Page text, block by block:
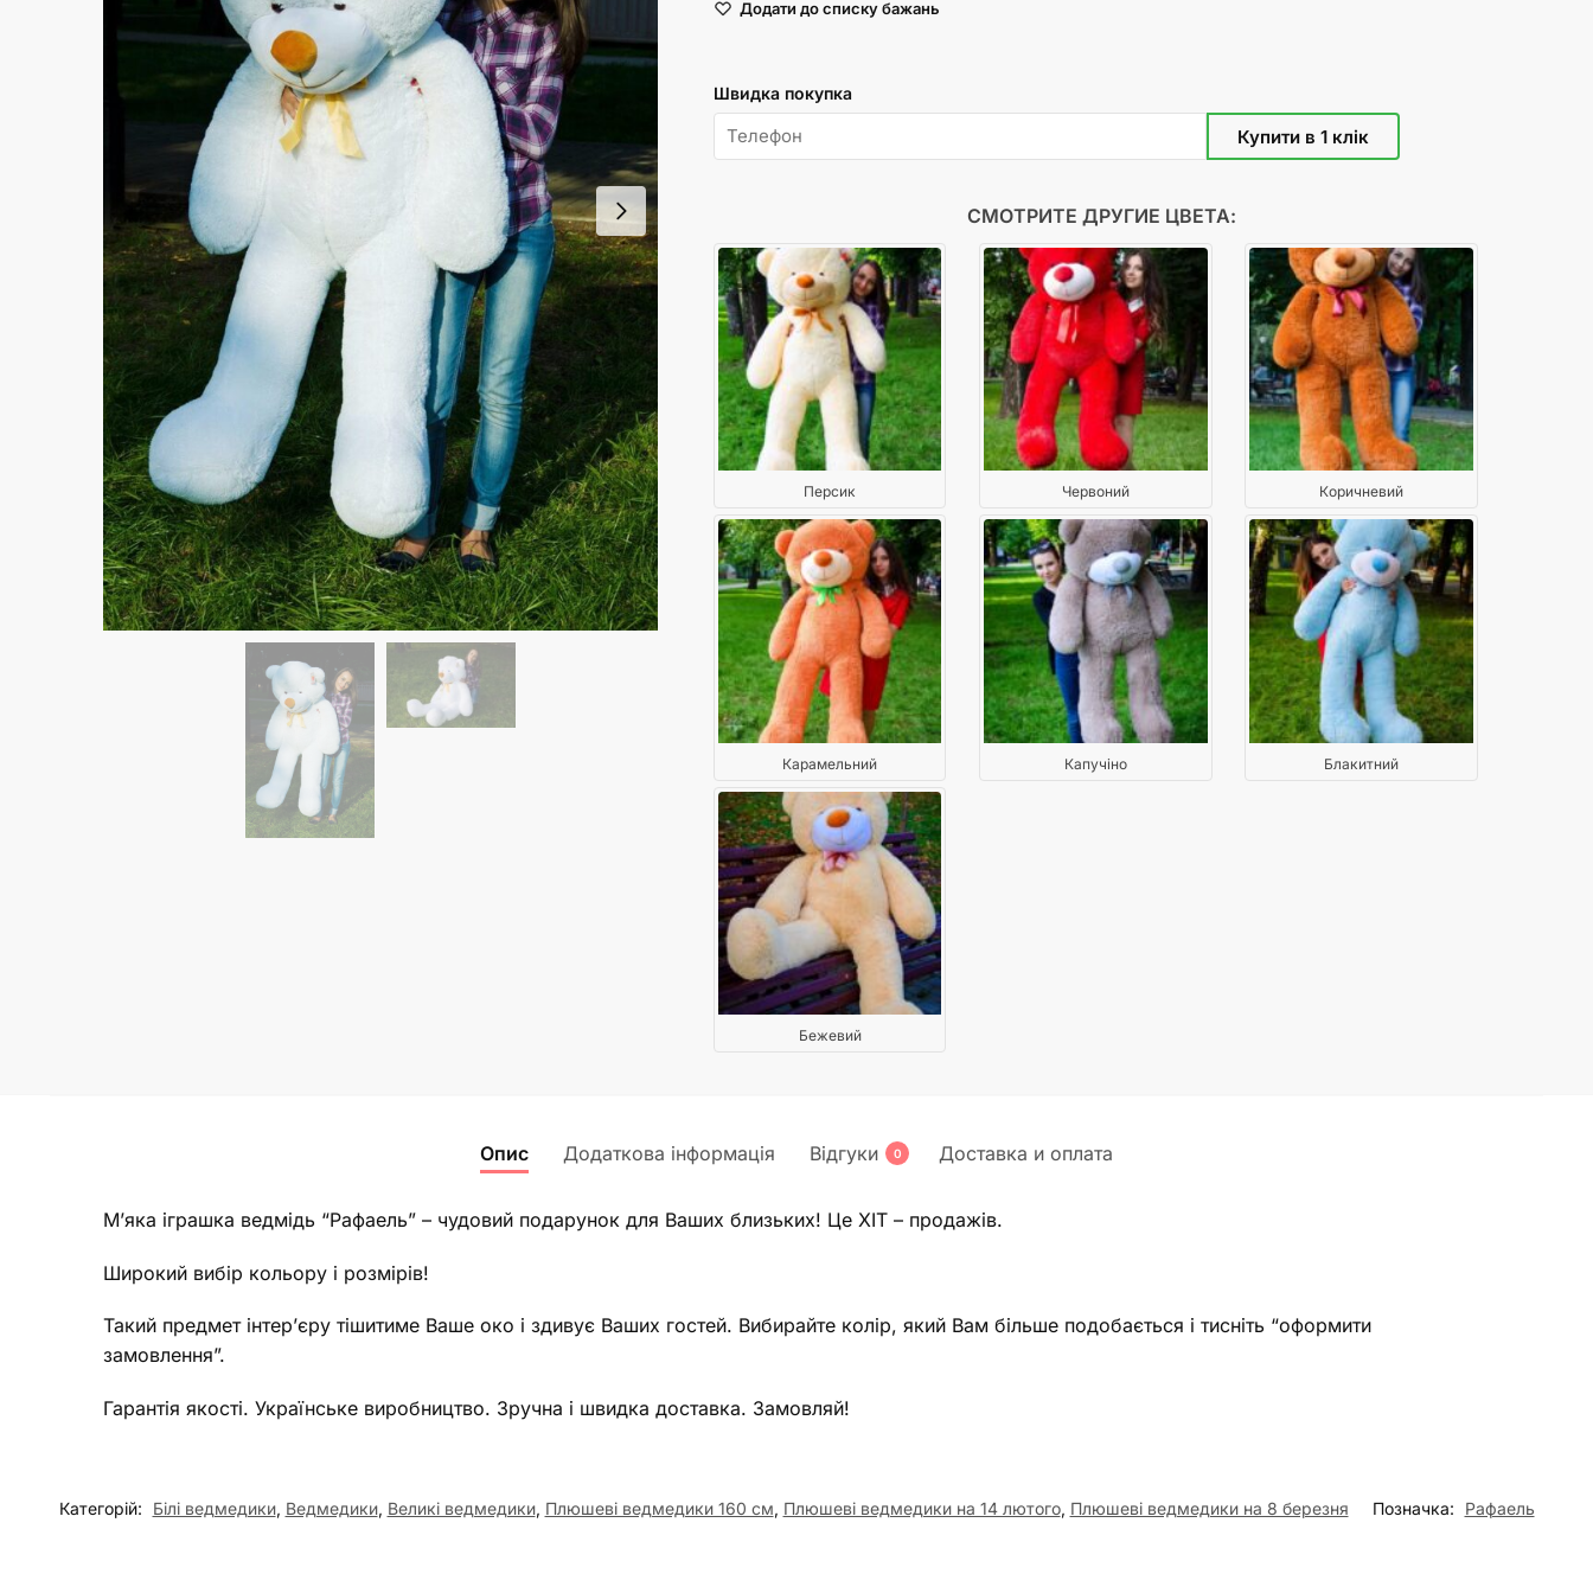
см Додати до списку бажань
Швидка покупка
СМОТРИТЕ ДРУГИЕ ЦВЕТА:
Персик Червоний Коричневий
Карамельний Капучіно Блакитний
Бежевий
Опис Додаткова інформація Відгуки 0 Доставка и оплата
М’яка іграшка ведмідь “Рафаель” – чудовий подарунок для Ваших близьких! Це ХІТ – продажів.
Широкий вибір кольору і розмірів!
Такий предмет інтер’єру тішитиме Ваше око і здивує Ваших гостей. Вибирайте колір, який Вам більше подобається і тисніть “оформити
замовлення”.
Гарантія якості. Українське виробництво. Зручна і швидка доставка. Замовляй!
Категорій: Білі ведмедики, Ведмедики, Великі ведмедики, Плюшеві ведмедики 160 см, Плюшеві ведмедики на 14 лютого, Плюшеві ведмедики на 8 березня Позначка: Рафаель